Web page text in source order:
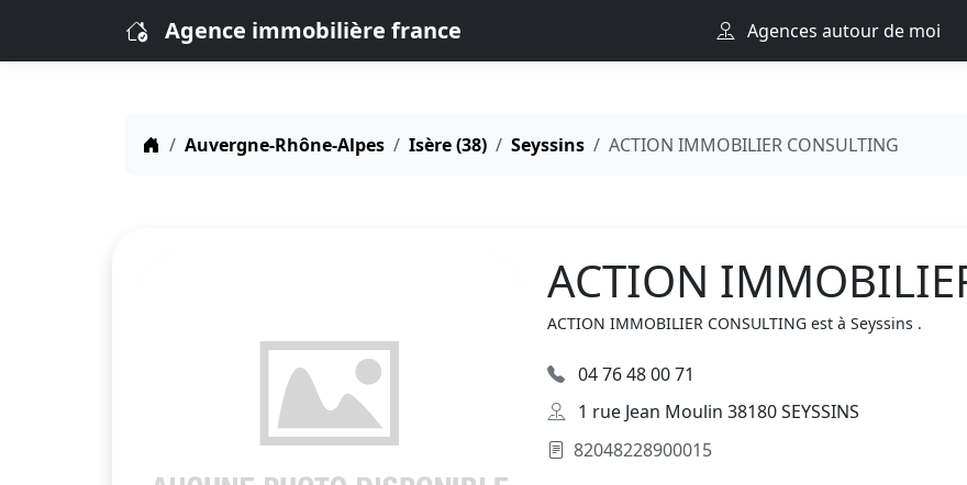
Agence immobilière france Agences autour de moi
Auvergne-Rhône-Alpes Isère (38) Seyssins ACTION IMMOBILIER CONSULTING
ACTION
ACTION IMMOBILIER CONSULTING est à Seyssins .
04 76 48 00 71
1 rue Jean Moulin 38180 SEYSSINS
82048228900015